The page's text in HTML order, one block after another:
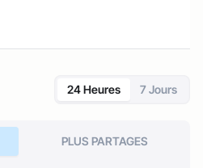
24 Heures 7 Jours
PLUS PARTAGES